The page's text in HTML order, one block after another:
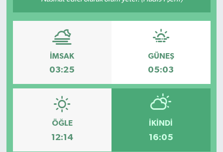
İMSAK
03:25
GÜNEŞ
05:03
ÖĞLE
12:14
İKINDI
16:05